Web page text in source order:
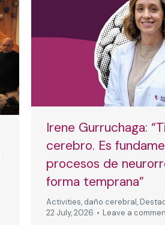
Irene Gurruchaga:
cerebro. Es
procesos de
forma temprana”
Activities, daño cerebral,
22 July, 2026
Leave a